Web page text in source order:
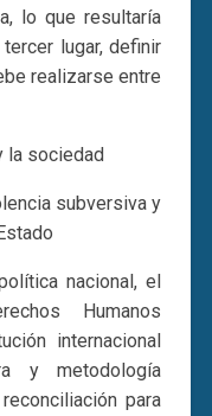
lo que resultaría
lugar, definir
realizarse entre
sociedad
subversiva y
nacional, el
Humanos
internacional
y metodología
para